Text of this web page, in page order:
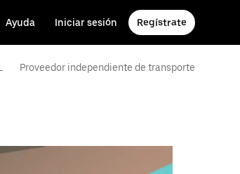
Ayuda Iniciar sesión Regístrate
Proveedor independiente de transporte